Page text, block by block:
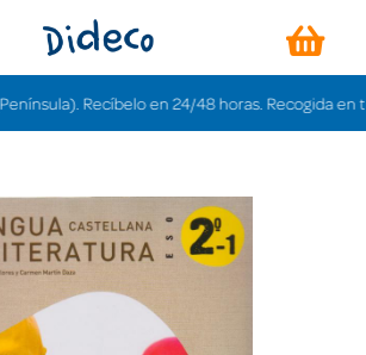
Recíbelo en 24/48 horas. Recogida en